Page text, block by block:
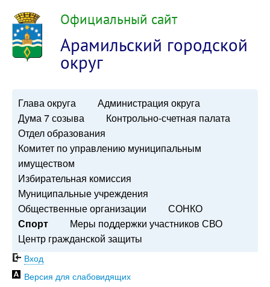
Официальный сайт
Арамильский городской
округ
Глава округа
Администрация округа
Дума 7 созыва
Контрольно-счетная палата
Отдел образования
Комитет по управлению муниципальным
имуществом
Избирательная комиссия
Муниципальные учреждения
Общественные организации
СОНКО
Спорт
Меры поддержки участников СВО
Центр гражданской защиты
Вход
Версия для слабовидящих